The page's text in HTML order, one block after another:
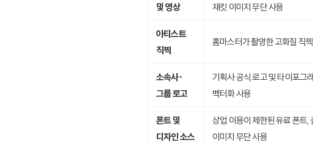
및 영상
재킷 이미지 무단 사용
아티스트
직찍
홈마스터가 촬영한 고화질 직
소속사·
그룹 로고
기획사 공식 로고 및 타이포그
벡터화 사용
폰트 및
디자인 소스
상업 이용이 제한된 유료 폰트,
이미지 무단 사용